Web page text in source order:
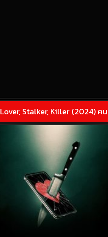
Lover, Stalker, Killer (2024) ค